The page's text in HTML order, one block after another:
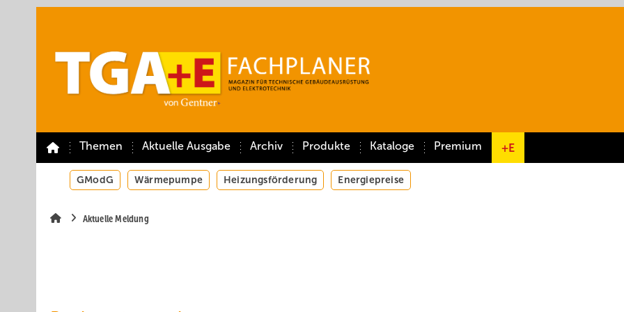
Themen Aktuelle Ausgabe Archiv Produkte Kataloge Premium +E
GModG Wärmepumpe Heizungsförderung Energiepreise
Aktuelle Meldung